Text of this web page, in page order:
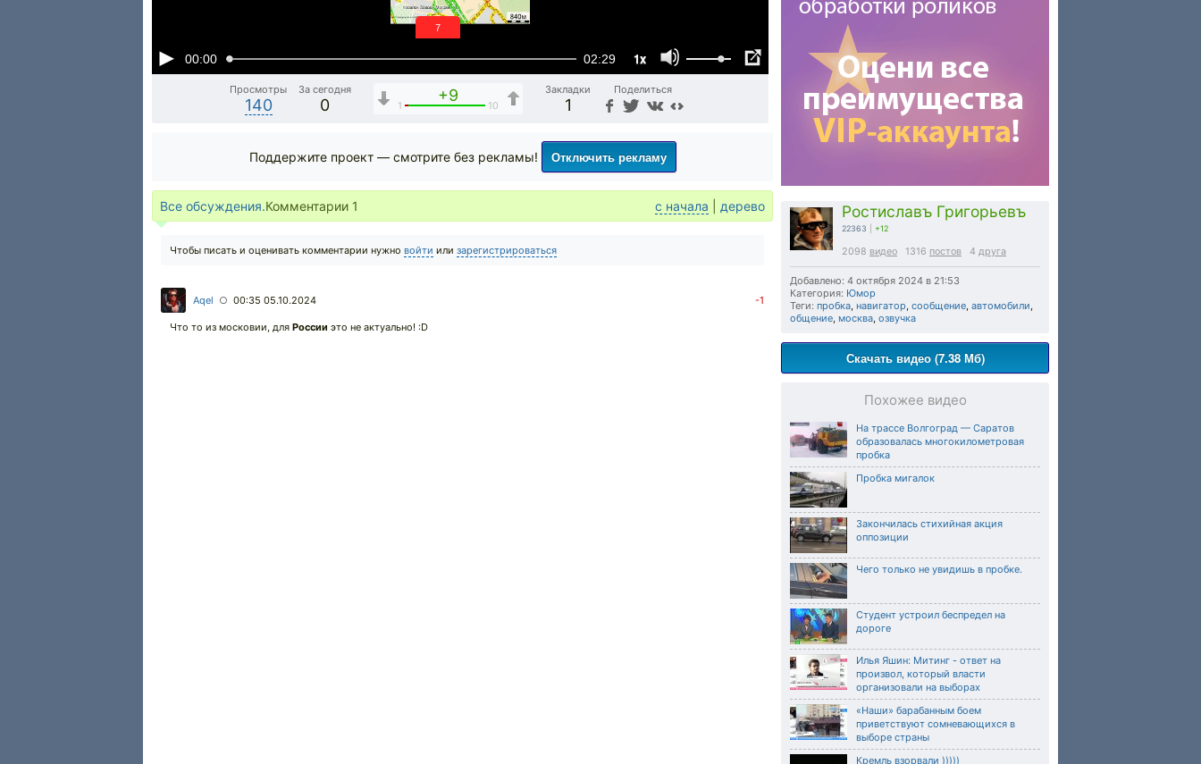
00:00 02:29 1x
6
Просмотры
140
За сегодня
0
+9
1 10
Закладки
1
Поделиться
Ростиславъ Григорьевъ
22363 +12
2098 видео 1316 постов 4 друга
Добавлено: 4 октября 2024 в 21:53
Категория: Юмор
Теги: пробка, навигатор, сообщение, автомобили,
общение, москва, озвучка
Скачать видео (7.38 Мб)
Похожее видео
На трассе Волгоград — Саратов
образовалась многокилометровая
пробка
Пробка мигалок
Закончилась стихийная акция
оппозиции
Чего только не увидишь в пробке.
Студент устроил беспредел на
дороге
Илья Яшин: Митинг - ответ на
произвол, который власти
организовали на выборах
«Наши» барабанным боем
приветствуют сомневающихся в
выборе страны
Кремль взорвали )))))
Поддержите проект — смотрите без рекламы! Отключить рекламу
Все обсуждения.Комментарии 1 с начала дерево
Чтобы писать и оценивать комментарии нужно войти или зарегистрироваться
Aqel ○ 00:35 05.10.2024 -1
Что то из московии, для России это не актуально! :D